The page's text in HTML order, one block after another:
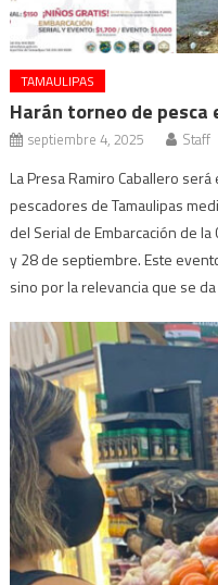
TAMAULIPAS
Harán torneo de pesca
septiembre 4, 2025 Staff
La Presa Ramiro Caballero
pescadores de Tamaulipas
del Serial de Embarcación de
y 28 de septiembre. Este
sino por la relevancia que se